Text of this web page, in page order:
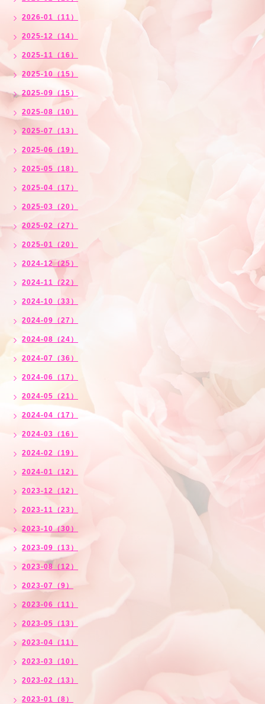
2026-01（11）
2025-12（14）
2025-11（16）
2025-10（15）
2025-09（15）
2025-08（10）
2025-07（13）
2025-06（19）
2025-05（18）
2025-04（17）
2025-03（20）
2025-02（27）
2025-01（20）
2024-12（25）
2024-11（22）
2024-10（33）
2024-09（27）
2024-08（24）
2024-07（36）
2024-06（17）
2024-05（21）
2024-04（17）
2024-03（16）
2024-02（19）
2024-01（12）
2023-12（12）
2023-11（23）
2023-10（30）
2023-09（13）
2023-08（12）
2023-07（9）
2023-06（11）
2023-05（13）
2023-04（11）
2023-03（10）
2023-02（13）
2023-01（8）